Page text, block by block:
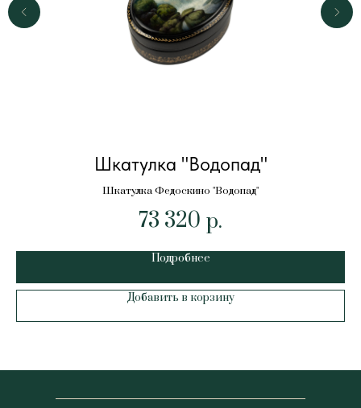
Шкатулка "Водопад"
Шкатулка Федоскино "Водопад"
73 320 р.
Подробнее
Добавить в корзину